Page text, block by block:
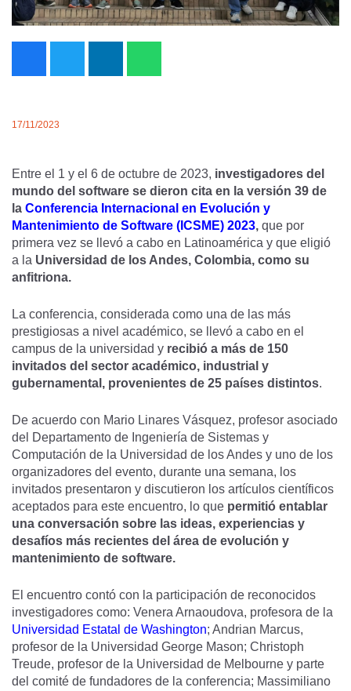
17/11/2023
Entre el 1 y el 6 de octubre de 2023, investigadores del
mundo del software se dieron cita en la versión 39 de
la Conferencia Internacional en Evolución y
Mantenimiento de Software (ICSME) 2023, que por
primera vez se llevó a cabo en Latinoamérica y que eligió
a la Universidad de los Andes, Colombia, como su
anfitriona.
La conferencia, considerada como una de las más
prestigiosas a nivel académico, se llevó a cabo en el
campus de la universidad y recibió a más de 150
invitados del sector académico, industrial y
gubernamental, provenientes de 25 países distintos.
De acuerdo con Mario Linares Vásquez, profesor asociado
del Departamento de Ingeniería de Sistemas y
Computación de la Universidad de los Andes y uno de los
organizadores del evento, durante una semana, los
invitados presentaron y discutieron los artículos científicos
aceptados para este encuentro, lo que permitió entablar
una conversación sobre las ideas, experiencias y
desafíos más recientes del área de evolución y
mantenimiento de software.
El encuentro contó con la participación de reconocidos
investigadores como: Venera Arnaoudova, profesora de la
Universidad Estatal de Washington; Andrian Marcus,
profesor de la Universidad George Mason; Christoph
Treude, profesor de la Universidad de Melbourne y parte
del comité de fundadores de la conferencia; Massimiliano